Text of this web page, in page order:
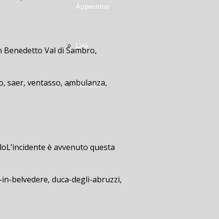
Appennino
Link
Wallpaper
Benedetto Val di Sambro,
saer, ventasso, ambulanza,
è avvenuto questa
belvedere, duca-degli-abruzzi,